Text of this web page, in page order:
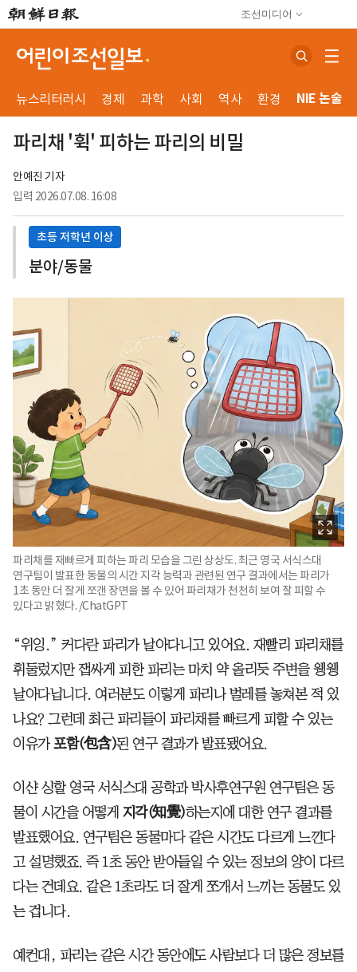
조선미디어
뉴스리터러시 경제 과학 사회 역사 환경 NIE 논술
파리채 '휙' 피하는 파리의 비밀
안예진 기자
입력 2026.07.08. 16:08
초등 저학년 이상
분야/동물
파리채를 재빠르게 피하는 파리 모습을 그린 상상도. 최근 영국 서식스대
연구팀이 발표한 동물의 시간 지각 능력과 관련된 연구 결과에서는 파리가
1초 동안 더 잘게 쪼갠 장면을 볼 수 있어 파리채가 천천히 보여 잘 피할 수
있다고 밝혔다. /ChatGPT
“위잉.” 커다란 파리가 날아다니고 있어요. 재빨리 파리채를
휘둘렀지만 잽싸게 피한 파리는 마치 약 올리듯 주변을 웽웽
날아다닙니다. 여러분도 이렇게 파리나 벌레를 놓쳐본 적 있
나요? 그런데 최근 파리들이 파리채를 빠르게 피할 수 있는
이유가 포함(包含)된 연구 결과가 발표됐어요.
이샨 싱할 영국 서식스대 공학과 박사후연구원 연구팀은 동
물이 시간을 어떻게 지각(知覺)하는지에 대한 연구 결과를
발표했어요. 연구팀은 동물마다 같은 시간도 다르게 느낀다
고 설명했죠. 즉 1초 동안 받아들일 수 있는 정보의 양이 다르
다는 건데요. 같은 1초라도 더 잘게 쪼개서 느끼는 동물도 있
는 겁니다.
예컨대, 파리는 같은 시간 동안에도 사람보다 더 많은 정보를